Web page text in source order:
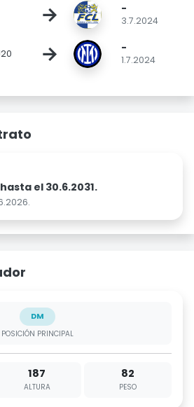
→ -
3.7.2024
→ -
1.7.2024
el 30.6.2031.
DM
POSICIÓN PRINCIPAL
187
ALTURA
82
PESO